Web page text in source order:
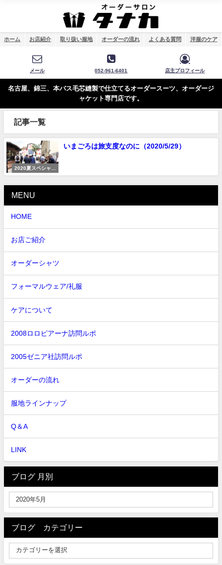
ホーム お店紹介 取り扱い服地 オーダーの流れ よくある質問 洋服のケア
メール 052-961-6401 店主プロフィール
名古屋、錦三、本バス毛芯縫製で仕立てるオーダースーツ、オーダージ
ャケット専門店です。
記事一覧
2020夏スペシャル
プライス
いまごろは旅支度なのに（2020/5/29）
MENU
HOME
お店ご紹介
オーダーシャツ
フォーマルウェア/礼服
ケアについて
2008ロロピアーナ訪問ルポ
2005ゼニア社訪問ルポ
オーダーの流れ
服地ラインナップ
Q＆A
LINK
ブログ 月別
ブログ カテゴリー